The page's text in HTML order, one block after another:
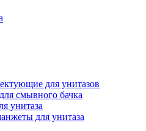
для унитазов
смывного бачка
унитаза
для унитаза